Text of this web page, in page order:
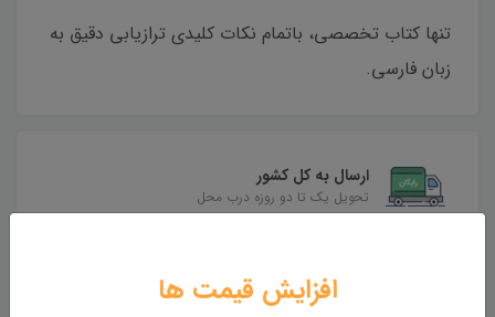
تنها کتاب تخصصی، باتمام نکات کلیدی ترازیابی دقیق به
زبان فارسی.
ارسال به کل کشور
تحویل یک تا دو روزه درب محل
بهترین قیمت روز تجهیزات
افزایش قیمت ها